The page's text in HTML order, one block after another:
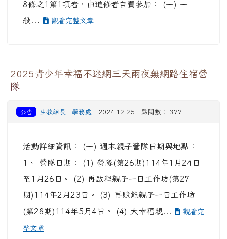
8條之1第1項者，由進修者自費參加： (一) 一
般...
觀看完整文章
2025青少年幸福不迷網三天兩夜無網路住宿營
隊
公告 生教組長 - 學務處 | 2024-12-25 | 點閱數： 377
活動詳細資訊： (一) 週末親子營隊日期與地點：
1、 營隊日期： (1) 營隊(第26期)114年1月24日
至1月26日。 (2) 再啟程親子一日工作坊(第27
期)114年2月23日。 (3) 再賦能親子一日工作坊
(第28期)114年5月4日。 (4) 大幸福親...
觀看完
整文章